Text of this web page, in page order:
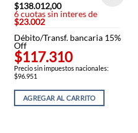
$138.012,00
6 cuotas sin interes de
$23.002
Débito/Transf. bancaria 15%
Off
$117.310
Precio sin impuestos nacionales:
$96.951
AGREGAR AL CARRITO